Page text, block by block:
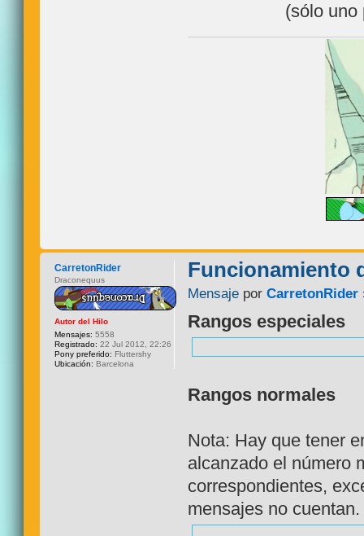
(sólo uno
Funcionamiento
Mensaje porCarretonRider
Rangos especiales
Rangos normales
Nota: Hay que tener
alcanzado el número
correspondientes,
mensajes no cuentan.
CarretonRider
Draconequus
Autor del Hilo
Mensajes: 5558
Registrado: 22 Jul 2012, 22:26
Pony preferido: Fluttershy
Ubicación: Barcelona